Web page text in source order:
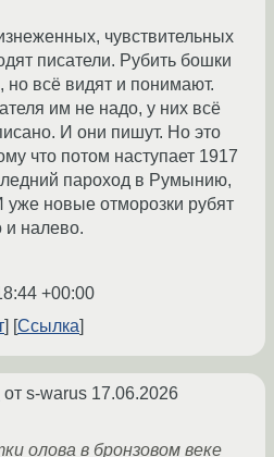
чувствительных
писатели. Рубить бошки
но всё видят и понимают.
им не надо, у них всё
И они пишут. Но это
что потом наступает 1917
пароход в Румынию,
уже новые отморозки рубят
и налево.
+00:00
Ссылка
от s-warus 17.06.2026
олова в бронзовом веке